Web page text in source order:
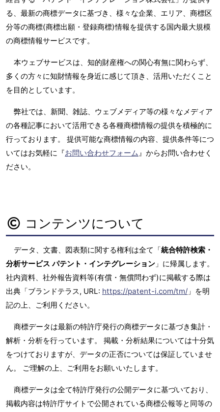
る、最新の商標データに基づき、様々な企業、エリア、商標区
分等の商標(商標出願・登録商標)情報を提供する国内最大規模
の商標情報サービスです。
本ウェブサービスは、知的財産権への関心有無に関わらず、
多くの方々に知財情報を身近に感じて頂き、活用いただくこと
を目的としています。
弊社では、新聞、雑誌、ウェブメディア等の様々なメディア
の各種記事において活用できる各種商標情報の提供を積極的に
行っております。 提供可能な商標情報の内容、提供条件等につ
いてはお気軽に『お問い合わせフォーム』からお問い合わせく
ださい。
コンテンツについて
データ、文書、図表類に関する権利は全て「統合特許検索・
分析サービス パテント・インテグレーション 」に帰属します。
社内資料、社外報告資料等(有償・無償問わず)に掲載する際は
出典「ブランドテラス, URL: https://patent-i.com/tm/ 」を明
記の上、ご利用ください。
商標データは最新の特許庁発行の商標データに基づき集計・
解析・分析を行っています。 掲載・分析結果については十分気
をつけておりますが、データの正否については保証していませ
ん。 ご理解の上、ご利用をお願いいたします。
商標データは全て特許庁発行の公開データに基づいており、
掲載内容は特許庁サイトで公開されている商標公報等と同等の